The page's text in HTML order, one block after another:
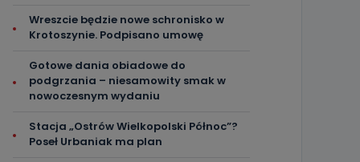
Wreszcie będzie nowe schronisko w
Krotoszynie. Podpisano umowę
Gotowe dania obiadowe do
podgrzania – niesamowity smak w
nowoczesnym wydaniu
Stacja „Ostrów Wielkopolski Północ”?
Poseł Urbaniak ma plan